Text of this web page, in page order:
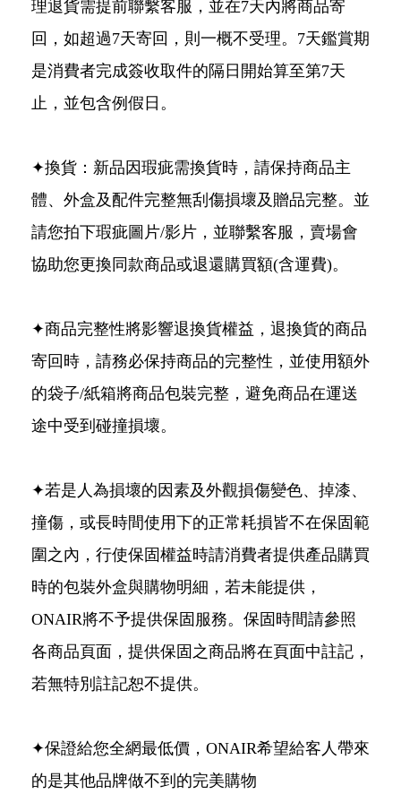
理退貨需提前聯繫客服，並在7天內將商品寄
回，如超過7天寄回，則一概不受理。7天鑑賞期
是消費者完成簽收取件的隔日開始算至第7天
止，並包含例假日。
✦換貨：新品因瑕疵需換貨時，請保持商品主
體、外盒及配件完整無刮傷損壞及贈品完整。並
請您拍下瑕疵圖片/影片，並聯繫客服，賣場會
協助您更換同款商品或退還購買額(含運費)。
✦商品完整性將影響退換貨權益，退換貨的商品
寄回時，請務必保持商品的完整性，並使用額外
的袋子/紙箱將商品包裝完整，避免商品在運送
途中受到碰撞損壞。
✦若是人為損壞的因素及外觀損傷變色、掉漆、
撞傷，或長時間使用下的正常耗損皆不在保固範
圍之內，行使保固權益時請消費者提供產品購買
時的包裝外盒與購物明細，若未能提供，
ONAIR將不予提供保固服務。保固時間請參照
各商品頁面，提供保固之商品將在頁面中註記，
若無特別註記恕不提供。
✦保證給您全網最低價，ONAIR希望給客人帶來
的是其他品牌做不到的完美購物